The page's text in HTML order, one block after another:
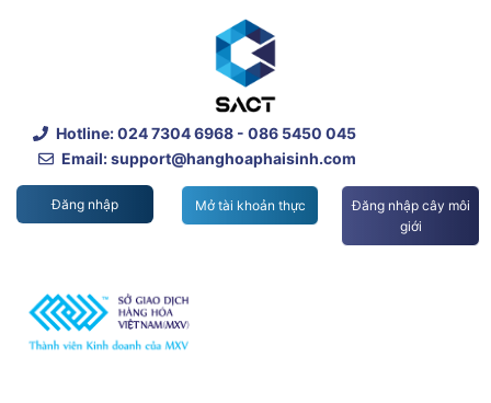
Hotline:024 7304 6968 - 086 5450 045
Email: support@hanghoaphaisinh.com
Đăng nhập Mở tài khoản thực
Đăng nhập cây môi
giới